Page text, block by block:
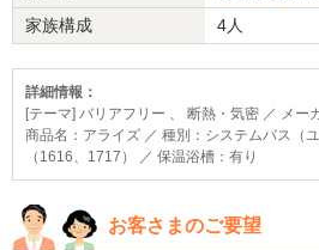
家族構成
4人
詳細情報：
[テーマ] バリアフリー 、 断熱・気密 ／ メー
商品名：アライズ ／ 種別：システムバス（
（1616、1717） ／ 保温浴槽：有り
お客さまのご要望